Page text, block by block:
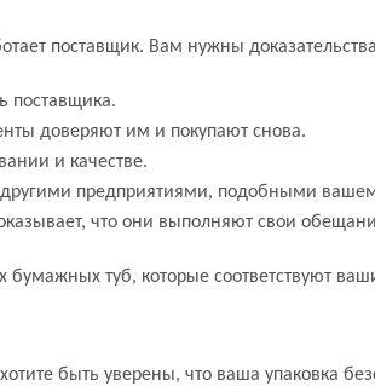
поставщик. Вам нужны
поставщика.
доверяют им и покупают снова.
и качестве.
другими предприятиями, подобными
что они выполняют свои
туб, которые соответствуют
быть уверены, что ваша упаковка